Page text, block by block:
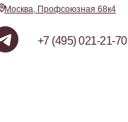
+7 (495) 021-21-70
Москва, Профсоюзная 68к4